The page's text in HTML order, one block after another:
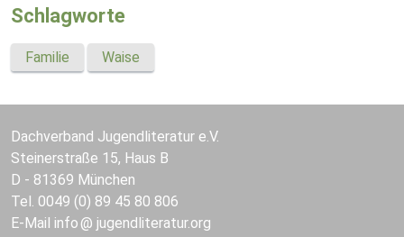
Schlagworte
Familie Waise
Dachverband Jugendliteratur e.V.
Steinerstraße 15, Haus B
D - 81369 München
Tel. 0049 (0) 89 45 80 806
E-Mail info jugendliteratur.org